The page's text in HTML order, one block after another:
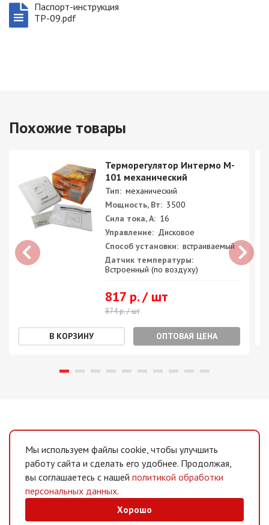
Паспорт-инструкция
ТР-09.pdf
Похожие товары
Терморегулятор Интермо M-
101 механический
Тип: механический
Мощность, Вт: 3500
Сила тока, А: 16
Управление: Дисковое
Способ установки: встраиваемый
Датчик температуры:
Встроенный (по воздуху)
817 р. / шт
874 р. / шт
ОПТОВАЯ ЦЕНА
Мы используем файлы cookie, чтобы улучшить
работу сайта и сделать его удобнее. Продолжая,
вы соглашаетесь с нашей политикой обработки
персональных данных.
Хорошо